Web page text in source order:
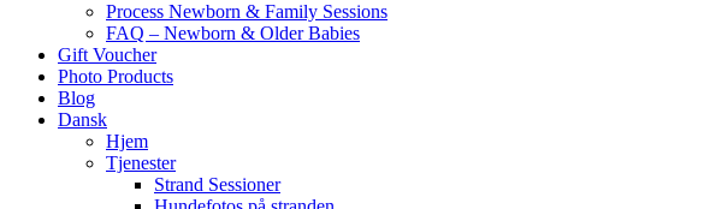
Process Newborn & Family Sessions
FAQ – Newborn & Older Babies
Gift Voucher
Photo Products
Blog
Dansk
Hjem
Tjenester
Strand Sessioner